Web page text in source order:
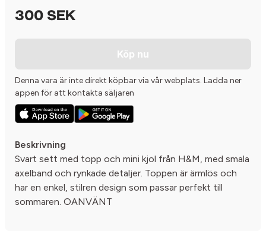
300 SEK
Köp nu
Denna vara är inte direkt köpbar via vår webplats. Ladda ner
appen för att kontakta säljaren
Beskrivning
Svart sett med topp och mini kjol från H&M, med smala
axelband och rynkade detaljer. Toppen är ärmlös och
har en enkel, stilren design som passar perfekt till
sommaren. OANVÄNT